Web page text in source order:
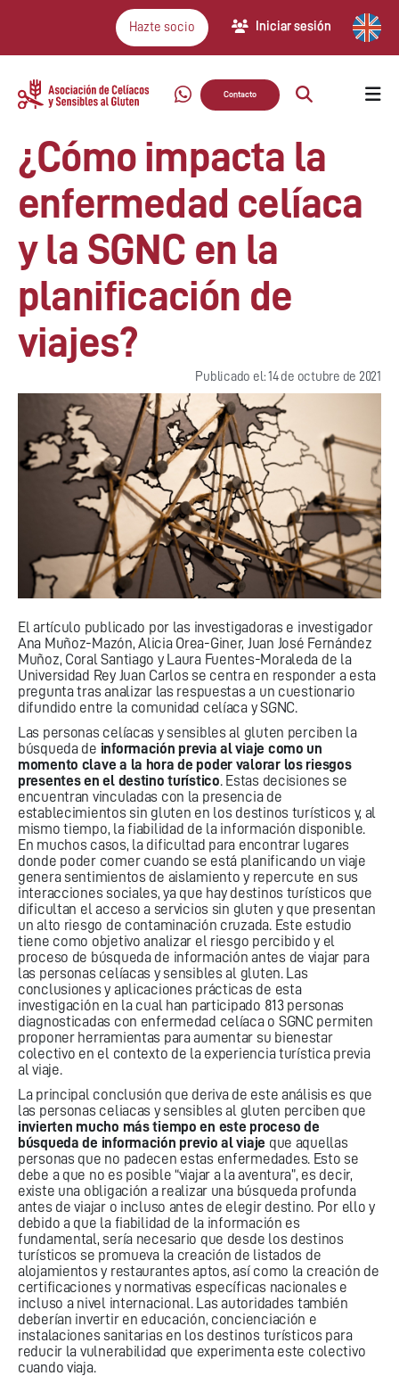
Hazte socio Iniciar sesión
Contacto
¿Cómo impacta la
enfermedad celíaca
y la SGNC en la
planificación de
viajes?
Publicado el: 14 de octubre de 2021
El artículo publicado por las investigadoras e investigador
Ana Muñoz-Mazón, Alicia Orea-Giner, Juan José Fernández
Muñoz, Coral Santiago y Laura Fuentes-Moraleda de la
Universidad Rey Juan Carlos se centra en responder a esta
pregunta tras analizar las respuestas a un cuestionario
difundido entre la comunidad celíaca y SGNC.
Las personas celíacas y sensibles al gluten perciben la
búsqueda de información previa al viaje como un
momento clave a la hora de poder valorar los riesgos
presentes en el destino turístico. Estas decisiones se
encuentran vinculadas con la presencia de
establecimientos sin gluten en los destinos turísticos y, al
mismo tiempo, la fiabilidad de la información disponible.
En muchos casos, la dificultad para encontrar lugares
donde poder comer cuando se está planificando un viaje
genera sentimientos de aislamiento y repercute en sus
interacciones sociales, ya que hay destinos turísticos que
dificultan el acceso a servicios sin gluten y que presentan
un alto riesgo de contaminación cruzada. Este estudio
tiene como objetivo analizar el riesgo percibido y el
proceso de búsqueda de información antes de viajar para
las personas celíacas y sensibles al gluten. Las
conclusiones y aplicaciones prácticas de esta
investigación en la cual han participado 813 personas
diagnosticadas con enfermedad celíaca o SGNC permiten
proponer herramientas para aumentar su bienestar
colectivo en el contexto de la experiencia turística previa
al viaje.
La principal conclusión que deriva de este análisis es que
las personas celiacas y sensibles al gluten perciben que
invierten mucho más tiempo en este proceso de
búsqueda de información previo al viaje que aquellas
personas que no padecen estas enfermedades. Esto se
debe a que no es posible “viajar a la aventura”, es decir,
existe una obligación a realizar una búsqueda profunda
antes de viajar o incluso antes de elegir destino. Por ello y
debido a que la fiabilidad de la información es
fundamental, sería necesario que desde los destinos
turísticos se promueva la creación de listados de
alojamientos y restaurantes aptos, así como la creación de
certificaciones y normativas específicas nacionales e
incluso a nivel internacional. Las autoridades también
deberían invertir en educación, concienciación e
instalaciones sanitarias en los destinos turísticos para
reducir la vulnerabilidad que experimenta este colectivo
cuando viaja.